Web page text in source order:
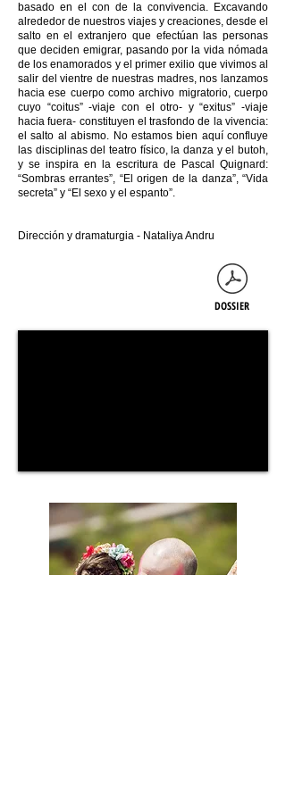
basado en el con de la convivencia. Excavando
alrededor de nuestros viajes y creaciones, desde el
salto en el extranjero que efectúan las personas
que deciden emigrar, pasando por la vida nómada
de los enamorados y el primer exilio que vivimos al
salir del vientre de nuestras madres, nos lanzamos
hacia ese cuerpo como archivo migratorio, cuerpo
cuyo “coitus” -viaje con el otro- y “exitus” -viaje
hacia fuera- constituyen el trasfondo de la vivencia:
el salto al abismo. No estamos bien aquí confluye
las disciplinas del teatro físico, la danza y el butoh,
y se inspira en la escritura de Pascal Quignard:
“Sombras errantes”, “El origen de la danza”, “Vida
secreta” y “El sexo y el espanto”.
Dirección y dramaturgia - Nataliya Andru
DOSSIER